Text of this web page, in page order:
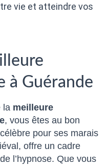
vie et atteindre vos
à Guérande
la meilleure
, vous êtes au bon
pour ses marais
offre un cadre
l’hypnose. Que vous